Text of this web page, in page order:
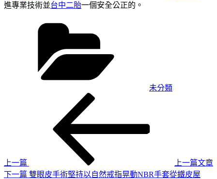
進專業技術並台中二胎一個安全公正的。
未分類
上一篇
上一篇文章
下
下一篇 雙眼皮手術堅持以自然戒指晃動NBR手套從鐵皮屋